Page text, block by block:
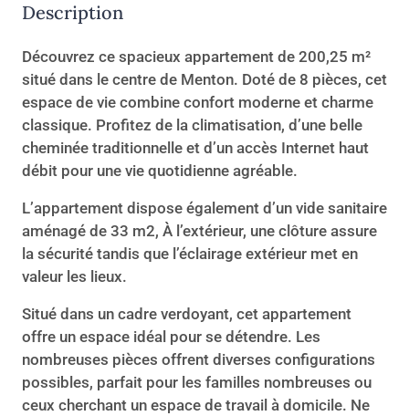
Description
Découvrez ce spacieux appartement de 200,25 m²
situé dans le centre de Menton. Doté de 8 pièces, cet
espace de vie combine confort moderne et charme
classique. Profitez de la climatisation, d’une belle
cheminée traditionnelle et d’un accès Internet haut
débit pour une vie quotidienne agréable.
L’appartement dispose également d’un vide sanitaire
aménagé de 33 m2, À l’extérieur, une clôture assure
la sécurité tandis que l’éclairage extérieur met en
valeur les lieux.
Situé dans un cadre verdoyant, cet appartement
offre un espace idéal pour se détendre. Les
nombreuses pièces offrent diverses configurations
possibles, parfait pour les familles nombreuses ou
ceux cherchant un espace de travail à domicile. Ne